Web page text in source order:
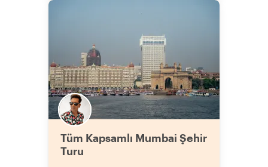
Tüm Kapsamlı Mumbai Şehir
Turu